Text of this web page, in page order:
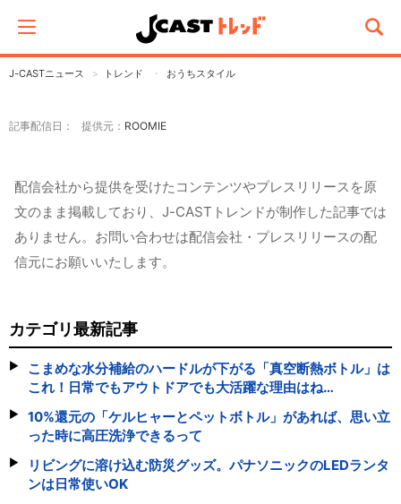
J-CASTニュース トレンド おうちスタイル
記事配信日： 提供元： ROOMIE
配信会社から提供を受けたコンテンツやプレスリリースを原
文のまま掲載しており、J-CASTトレンドが制作した記事では
ありません。お問い合わせは配信会社・プレスリリースの配
信元にお願いいたします。
カテゴリ最新記事
こまめな水分補給のハードルが下がる「真空断熱ボトル」は
これ！日常でもアウトドアでも大活躍な理由はね…
10%還元の「ケルヒャーとペットボトル」があれば、思い立
った時に高圧洗浄できるって
リビングに溶け込む防災グッズ。パナソニックのLEDランタ
ンは日常使いOK